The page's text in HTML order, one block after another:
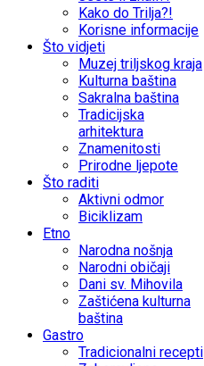
Kako do Trilja?!
Korisne informacije
Što vidjeti
Muzej triljskog kraja
Kulturna baština
Sakralna baština
Tradicijska
arhitektura
Znamenitosti
Prirodne ljepote
Što raditi
Aktivni odmor
Biciklizam
Etno
Narodna nošnja
Narodni običaji
Dani sv. Mihovila
Zaštićena kulturna
baština
Gastro
Tradicionalni recepti